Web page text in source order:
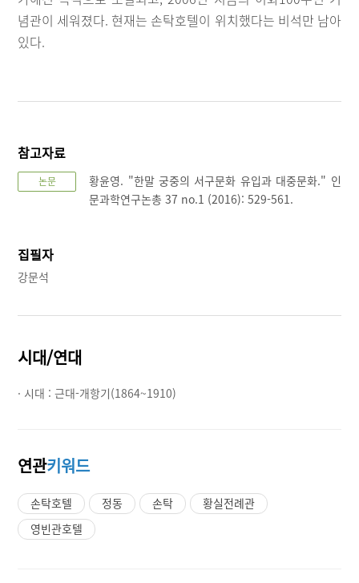
념관이 세워졌다. 현재는 손탁호텔이 위치했다는 비석만 남아
있다.
참고자료
논문
황윤영. "한말 궁중의 서구문화 유입과 대중문화." 인
문과학연구논총 37 no.1 (2016): 529-561.
집필자
강문석
시대/연대
· 시대 :근대-개항기(1864~1910)
연관키워드
손탁호텔 정동 손탁
황실전례관
영빈관호텔